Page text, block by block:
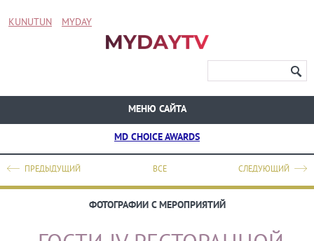
KUNUTUN MYDAY
МЕНЮ САЙТА
MD CHOICE AWARDS
ВСЕ
ПРЕДЫДУЩИЙ СЛЕДУЮЩИЙ
ФОТОГРАФИИ С МЕРОПРИЯТИЙ